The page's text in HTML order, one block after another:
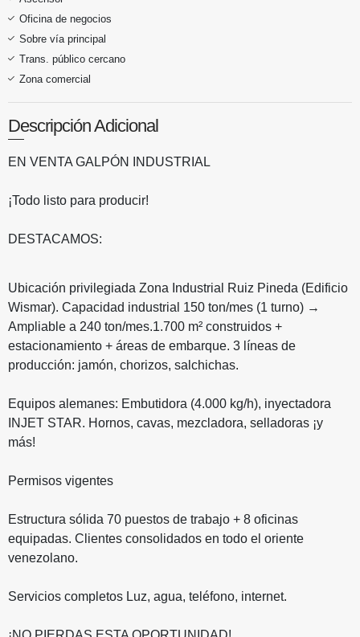
Oficina de negocios
Sobre vía principal
Trans. público cercano
Zona comercial
Descripción Adicional
EN VENTA GALPÓN INDUSTRIAL
¡Todo listo para producir!
DESTACAMOS:
Ubicación privilegiada Zona Industrial Ruiz Pineda (Edificio
Wismar). Capacidad industrial 150 ton/mes (1 turno) →
Ampliable a 240 ton/mes.1.700 m² construidos +
estacionamiento + áreas de embarque. 3 líneas de
producción: jamón, chorizos, salchichas.
Equipos alemanes: Embutidora (4.000 kg/h), inyectadora
INJET STAR. Hornos, cavas, mezcladora, selladoras ¡y
más!
Permisos vigentes
Estructura sólida 70 puestos de trabajo + 8 oficinas
equipadas. Clientes consolidados en todo el oriente
venezolano.
Servicios completos Luz, agua, teléfono, internet.